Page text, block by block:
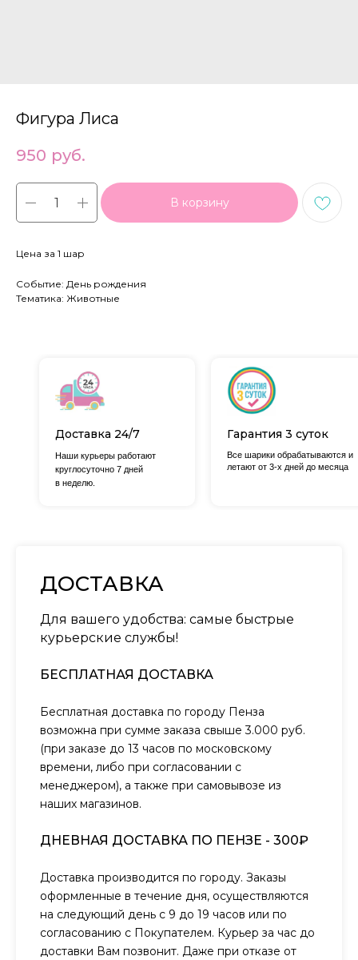
Фигура Лиса
950 руб.
В корзину
Цена за 1 шар
Событие: День рождения
Тематика: Животные
Доставка 24/7
Все шарики обрабатываются и
летают от 3-х дней до месяца
Наши курьеры работают
круглосуточно 7 дней
в неделю.
Гарантия 3 суток
ДОСТАВКА
Для вашего удобства: самые быстрые
курьерские службы!
БЕСПЛАТНАЯ ДОСТАВКА
Бесплатная доставка по городу Пенза
возможна при сумме заказа свыше 3.000 руб.
(при заказе до 13 часов по московскому
времени, либо при согласовании с
менеджером), а также при самовывозе из
наших магазинов.
ДНЕВНАЯ ДОСТАВКА ПО ПЕНЗЕ - 300₽
Доставка производится по городу. Заказы
оформленные в течение дня, осуществляются
на следующий день с 9 до 19 часов или по
согласованию с Покупателем. Курьер за час до
доставки Вам позвонит. Даже при отказе от